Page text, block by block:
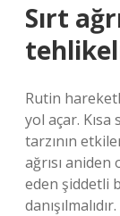
Sırt
Rutin
yol açar.
tarzının
ağrısı
eden şiddetli
danışılmalıdır.